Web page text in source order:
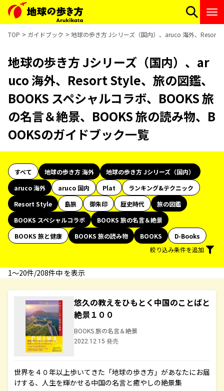
TOP ガイドブック 地球の歩き方 Jシリーズ（国内）、aruco 海外、Resort
地球の歩き方 Jシリーズ（国内）、ar
uco 海外、Resort Style、旅の図鑑、
BOOKS スペシャルコラボ、BOOKS 旅
の名言＆絶景、BOOKS 旅の読み物、B
OOKSのガイドブック一覧
すべて 地球の歩き方 海外
地球の歩き方 Jシリーズ（国内）
aruco 海外
aruco 国内 Plat
ランキング&テクニック
Resort Style
島旅 御朱印 歴史時代
旅の図鑑
BOOKS スペシャルコラボ
BOOKS 旅の名言＆絶景
BOOKS 旅と健康
BOOKS 旅の読み物 BOOKS
D-Books
絞り込み条件を追加
1〜20件/208件中 を表示
悠久の教えをひもとく中国のことばと
絶景１００
BOOKS 旅の名言＆絶景
2022.12.15 発売
世界を４０年以上歩いてきた「地球の歩き方」があなたにお届
けする、人生を輝かせる中国の名言と癒やしの絶景集